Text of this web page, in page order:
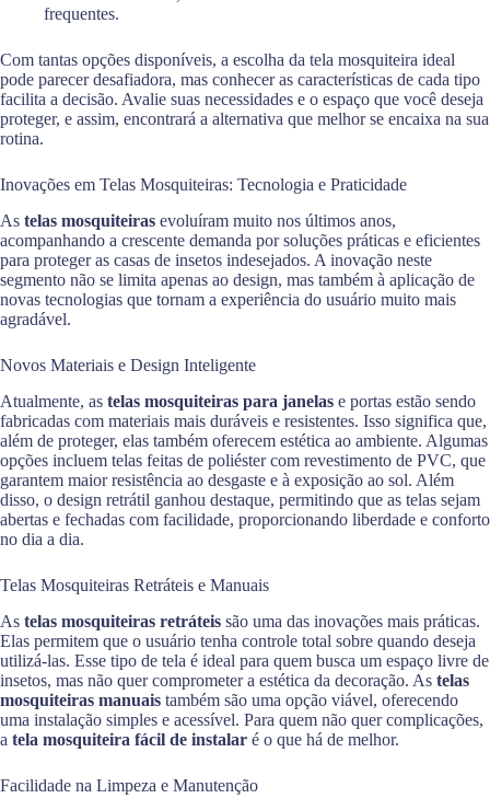
frequentes.
Com tantas opções disponíveis, a escolha da tela mosquiteira ideal
pode parecer desafiadora, mas conhecer as características de cada tipo
facilita a decisão. Avalie suas necessidades e o espaço que você deseja
proteger, e assim, encontrará a alternativa que melhor se encaixa na sua
rotina.
Inovações em Telas Mosquiteiras: Tecnologia e Praticidade
As telas mosquiteiras evoluíram muito nos últimos anos,
acompanhando a crescente demanda por soluções práticas e eficientes
para proteger as casas de insetos indesejados. A inovação neste
segmento não se limita apenas ao design, mas também à aplicação de
novas tecnologias que tornam a experiência do usuário muito mais
agradável.
Novos Materiais e Design Inteligente
Atualmente, as telas mosquiteiras para janelas e portas estão sendo
fabricadas com materiais mais duráveis e resistentes. Isso significa que,
além de proteger, elas também oferecem estética ao ambiente. Algumas
opções incluem telas feitas de poliéster com revestimento de PVC, que
garantem maior resistência ao desgaste e à exposição ao sol. Além
disso, o design retrátil ganhou destaque, permitindo que as telas sejam
abertas e fechadas com facilidade, proporcionando liberdade e conforto
no dia a dia.
Telas Mosquiteiras Retráteis e Manuais
As telas mosquiteiras retráteis são uma das inovações mais práticas.
Elas permitem que o usuário tenha controle total sobre quando deseja
utilizá-las. Esse tipo de tela é ideal para quem busca um espaço livre de
insetos, mas não quer comprometer a estética da decoração. As telas
mosquiteiras manuais também são uma opção viável, oferecendo
uma instalação simples e acessível. Para quem não quer complicações,
a tela mosquiteira fácil de instalar é o que há de melhor.
Facilidade na Limpeza e Manutenção